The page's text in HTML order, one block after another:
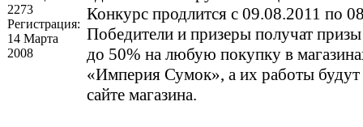
2273
Регистрация:
14 Марта
2008
Конкурс продлится с 09.08.2011 по
Победители и призеры получат
до 50% на любую покупку в
«Империя Сумок», а их работы
сайте магазина.